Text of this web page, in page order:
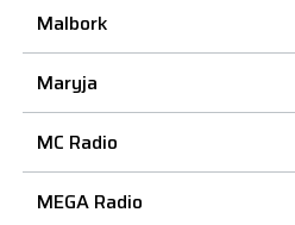
Malbork
Maryja
MC Radio
MEGA Radio